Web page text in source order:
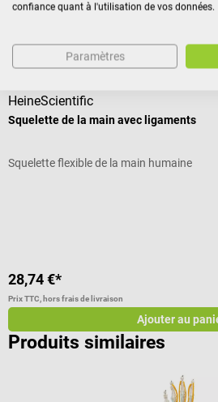
Nos clients ont
HeineScientific
Squelette de la main avec ligaments
Squelette flexible de la main humaine
28,74 €*
Prix TTC, hors frais de livraison
Ajouter au
Produits similaires
confiance quant à l'utilisation de vos données.
Paramètres